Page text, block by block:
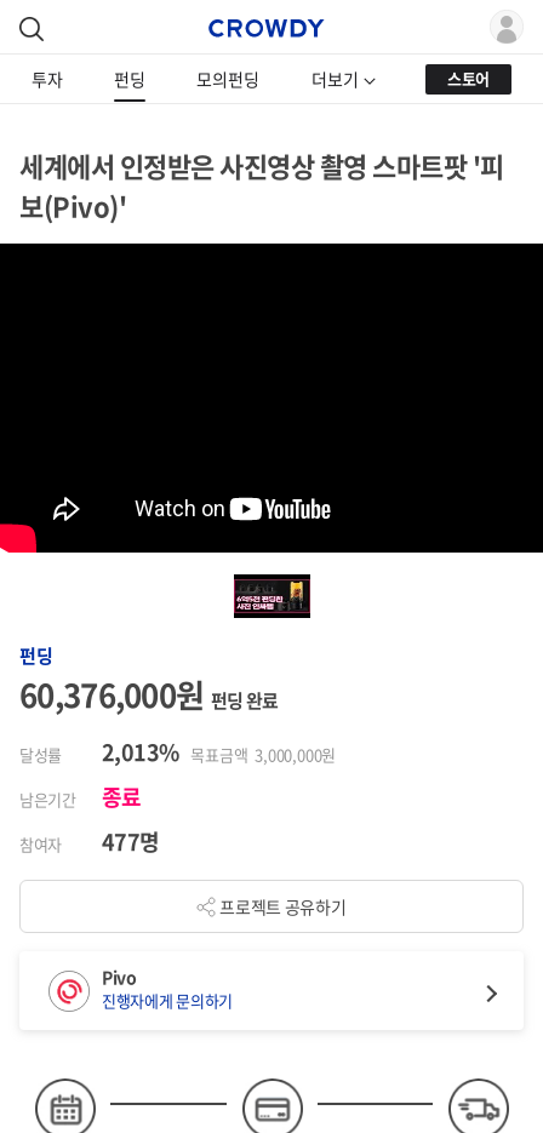
투자 펀딩 모의펀딩 더보기 스토어
세계에서 인정받은 사진영상 촬영 스마트팟 '피
보(Pivo)'
펀딩
60,376,000원 펀딩 완료
달성률 2,013% 목표금액 3,000,000원
남은기간
종료
참여자 477명
프로젝트 공유하기
Pivo
진행자에게 문의하기